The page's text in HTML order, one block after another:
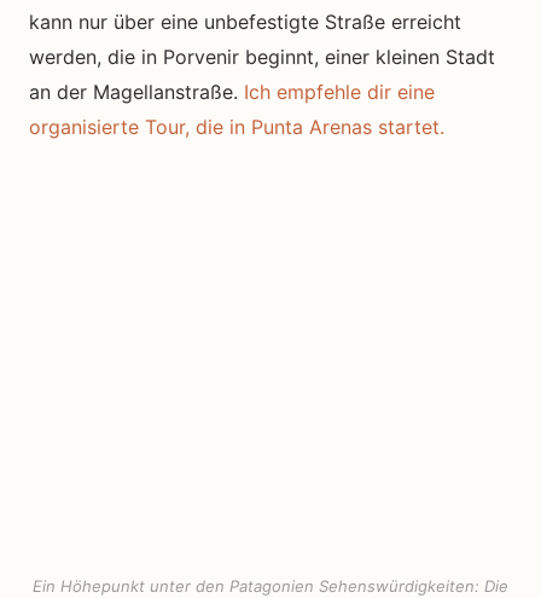
kann nur über eine unbefestigte Straße erreicht
werden, die in Porvenir beginnt, einer kleinen Stadt
an der Magellanstraße. Ich empfehle dir eine
organisierte Tour, die in Punta Arenas startet.
Ein Höhepunkt unter den Patagonien Sehenswürdigkeiten: Die